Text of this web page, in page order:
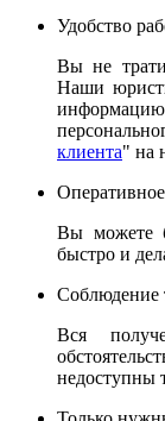
Удобство
Вы не
Наши
клиента" на
Вы можете
быстро и
Соблюдение
Вся
недоступны